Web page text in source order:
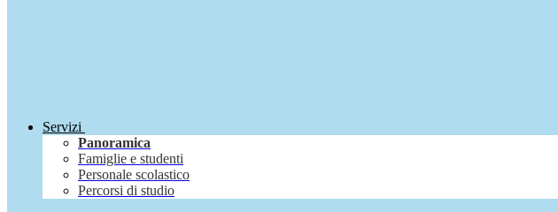
Servizi
Panoramica
Famiglie e studenti
Personale scolastico
Percorsi di studio